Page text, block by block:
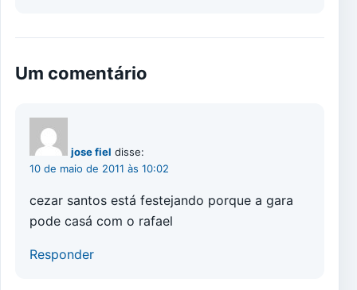
Um comentário
jose fiel disse:
10 de maio de 2011 às 10:02
cezar santos está festejando porque a gara
pode casá com o rafael
Responder